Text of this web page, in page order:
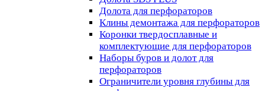
Долота для перфораторов
Клины демонтажа для перфораторов
Коронки твердосплавные и
комплектующие для перфораторов
Наборы буров и долот для
перфораторов
Ограничители уровня глубины для